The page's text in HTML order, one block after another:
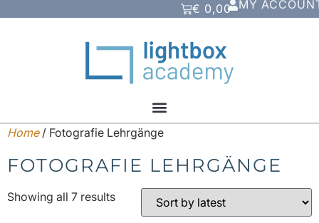
MY
€ 0,00
Home/ Fotografie Lehrgänge
FOTOGRAFIE LEHRGÄNGE
Showing all 7 results